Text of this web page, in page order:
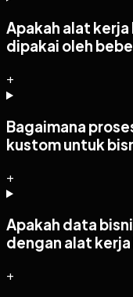
Apakah alat
dipakai oleh
+
Bagaimana
kustom untuk
+
Apakah data
dengan alat
+